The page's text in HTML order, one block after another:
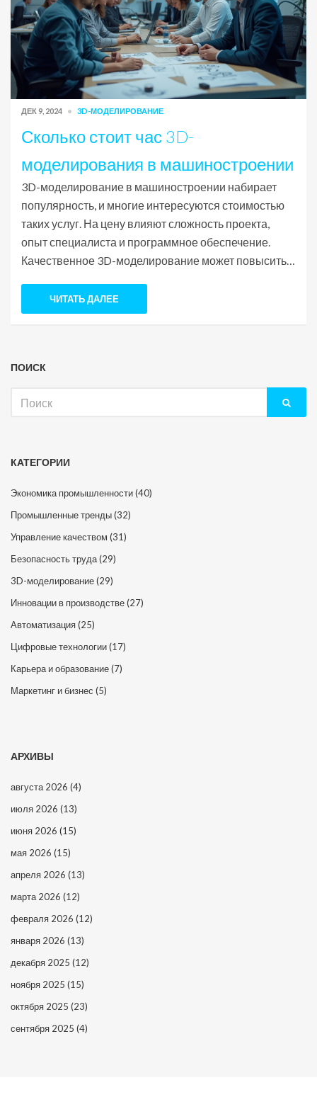
ДЕК 9, 2024 3D-МОДЕЛИРОВАНИЕ
Сколько стоит час 3D-
моделирования в машиностроении
3D-моделирование в машиностроении набирает
популярность, и многие интересуются стоимостью
таких услуг. На цену влияют сложность проекта,
опыт специалиста и программное обеспечение.
Качественное 3D-моделирование может повысить
прототипирование. В статье рассмотрены факторы,
влияющие на стоимость услуг в этой сфере.
ЧИТАТЬ ДАЛЕЕ
ПОИСК
КАТЕГОРИИ
Экономика промышленности(40)
Промышленные тренды(32)
Управление качеством (31)
Безопасность труда(29)
3D-моделирование(29)
Инновации в производстве(27)
Автоматизация(25)
Цифровые технологии(17)
Карьера и образование(7)
Маркетинг и бизнес (5)
АРХИВЫ
августа 2026 (4)
июля 2026 (13)
июня 2026 (15)
мая 2026 (15)
апреля 2026 (13)
марта 2026 (12)
февраля 2026 (12)
января 2026 (13)
декабря 2025 (12)
ноября 2025 (15)
октября 2025 (23)
сентября 2025 (4)